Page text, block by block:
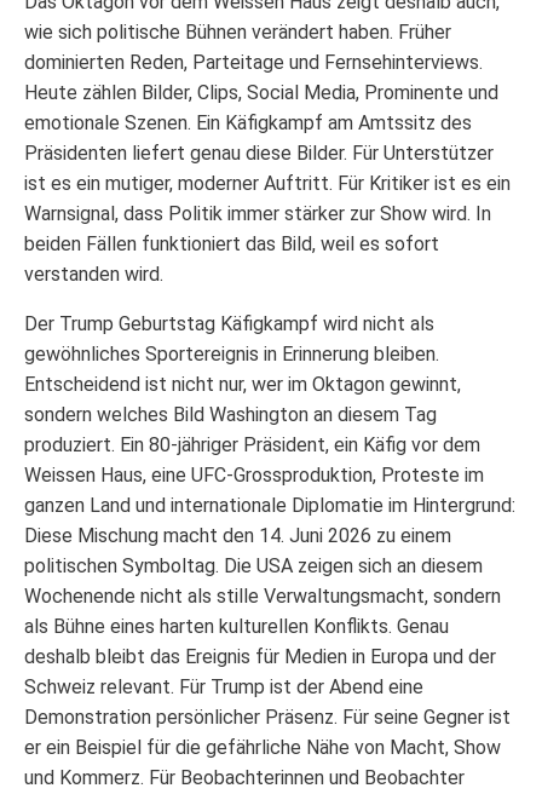
wie sich politische Bühnen verändert haben. Früher
dominierten Reden, Parteitage und Fernsehinterviews.
Heute zählen Bilder, Clips, Social Media, Prominente und
emotionale Szenen. Ein Käfigkampf am Amtssitz des
Präsidenten liefert genau diese Bilder. Für Unterstützer
ist es ein mutiger, moderner Auftritt. Für Kritiker ist es ein
Warnsignal, dass Politik immer stärker zur Show wird. In
beiden Fällen funktioniert das Bild, weil es sofort
verstanden wird.
Der Trump Geburtstag Käfigkampf wird nicht als
gewöhnliches Sportereignis in Erinnerung bleiben.
Entscheidend ist nicht nur, wer im Oktagon gewinnt,
sondern welches Bild Washington an diesem Tag
produziert. Ein 80-jähriger Präsident, ein Käfig vor dem
Weissen Haus, eine UFC-Grossproduktion, Proteste im
ganzen Land und internationale Diplomatie im Hintergrund:
Diese Mischung macht den 14. Juni 2026 zu einem
politischen Symboltag. Die USA zeigen sich an diesem
Wochenende nicht als stille Verwaltungsmacht, sondern
als Bühne eines harten kulturellen Konflikts. Genau
deshalb bleibt das Ereignis für Medien in Europa und der
Schweiz relevant. Für Trump ist der Abend eine
Demonstration persönlicher Präsenz. Für seine Gegner ist
er ein Beispiel für die gefährliche Nähe von Macht, Show
und Kommerz. Für Beobachterinnen und Beobachter